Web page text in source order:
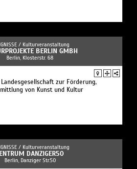
/ Kulturveranstaltung
BERLIN GMBH
Berlin, Klosterstr. 68
zur Förderung,
von Kunst und Kultur
/ Kulturveranstaltung
DANZIGER50
Berlin, Danziger Str.50